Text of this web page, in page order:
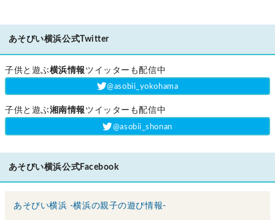
あそびい横浜公式Twitter
子供と遊ぶ横浜情報ツイッターも配信中
‎@asobii_yokohama
子供と遊ぶ湘南情報ツイッターも配信中
‎@asobii_shonan
あそびい横浜公式Facebook
あそびい横浜 -横浜の親子の遊び情報-